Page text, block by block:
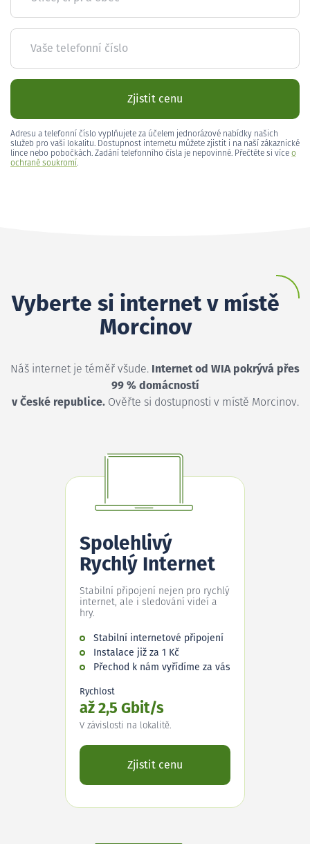
Vaše telefonní číslo
Zjistit cenu
Adresu a telefonní číslo vyplňujete za účelem jednorázové nabídky našich
služeb pro vaši lokalitu. Dostupnost internetu můžete zjistit i na naší zákaznické
lince nebo pobočkách. Zadání telefonního čísla je nepovinné. Přečtěte si více o
ochraně soukromí.
Vyberte si internet v místě
Morcinov
Náš internet je téměř všude. Internet od WIA pokrývá přes
99 % domácností
v České republice.Ověřte si dostupnosti v místě Morcinov.
Spolehlivý
Rychlý Internet
Stabilní připojení nejen pro rychlý
internet, ale i sledování videí a
hry.
Stabilní internetové připojení
Instalace již za 1 Kč
Přechod k nám vyřídíme za vás
Rychlost
až 2,5 Gbit/s
V závislosti na lokalitě.
Zjistit cenu